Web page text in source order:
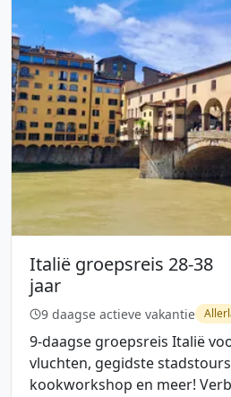
Italië groepsreis 28-38
jaar
9 daagse actieve vakantie
9-daagse groepsreis Italië
vluchten, gegidste
kookworkshop en meer!